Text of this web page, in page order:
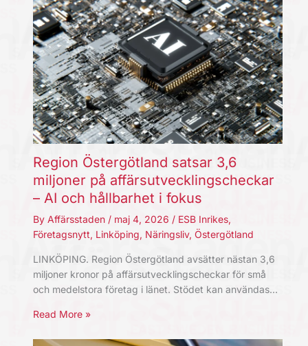
Region Östergötland satsar 3,6
miljoner på affärsutvecklingscheckar
– AI och hållbarhet i fokus
By Affärsstaden / maj 4, 2026 / ESB Inrikes,
Företagsnytt, Linköping, Näringsliv, Östergötland
LINKÖPING. Region Östergötland avsätter nästan 3,6
miljoner kronor på affärsutvecklingscheckar för små
och medelstora företag i länet. Stödet kan användas…
Read More »